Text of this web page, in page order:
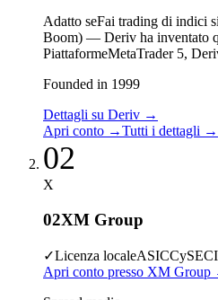
Adatto seFai trading di indici
Boom) — Deriv ha inventato
PiattaformeMetaTrader 5,
Founded in 1999
Dettagli su Deriv →
Apri conto →Tutti i dettagli →
02
X
02XM Group
✓Licenza localeASICCySEC
Apri conto presso XM Group